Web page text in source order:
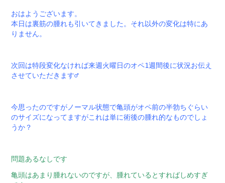
おはようございます。
本日は裏筋の腫れも引いてきました。それ以外の変化は特にあ
りません。
次回は特段変化なければ来週火曜日のオペ1週間後に状況お伝え
させていただきます‍♂️
今思ったのですがノーマル状態で亀頭がオペ前の半勃ちぐらい
のサイズになってますがこれは単に術後の腫れ的なものでしょ
うか？
問題あるなしです
亀頭はあまり腫れないのですが、腫れているとすればしめすぎ